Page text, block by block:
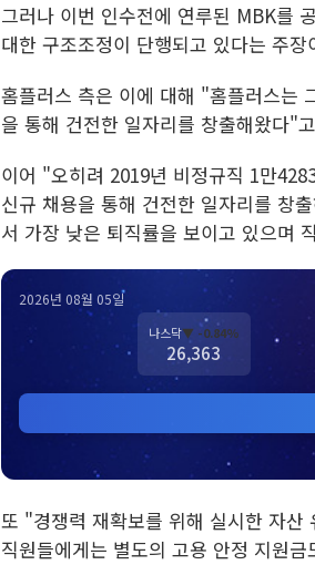
그러나 이번 인수전에 연루된 MBK를
대한 구조조정이 단행되고 있다는 주장
홈플러스 측은 이에 대해 "홈플러스는
을 통해 건전한 일자리를 창출해왔다"
이어 "오히려 2019년 비정규직 1만
신규 채용을 통해 건전한 일자리를 창
서 가장 낮은 퇴직률을 보이고 있으며
2026년 08월 05일
나스닥▼ -0.84%
26,363
또 "경쟁력 재확보를 위해 실시한 자
직원들에게는 별도의 고용 안정 지원